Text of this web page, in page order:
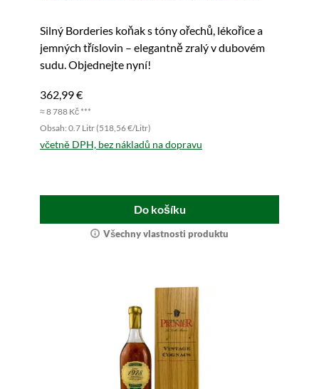
Silný Borderies koňak s tóny ořechů, lékořice a
jemných tříslovin – elegantně zralý v dubovém
sudu. Objednejte nyní!
362,99 €
≈ 8 788 Kč ***
Obsah: 0.7 Litr (518,56 €/Litr)
včetně DPH, bez nákladů na dopravu
Do košíku
Všechny vlastnosti produktu